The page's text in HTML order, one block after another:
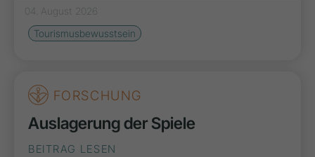
04. August 2026
Tourismusbewusstsein
FORSCHUNG
Auslagerung der Spiele
BEITRAG LESEN